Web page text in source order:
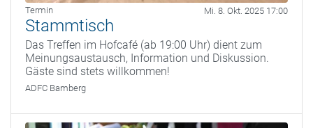
Termin Mi. 8. Okt. 2025 17:00
Stammtisch
Das Treffen im Hofcafé (ab 19:00 Uhr) dient zum
Meinungsaustausch, Information und Diskussion.
Gäste sind stets willkommen!
ADFC Bamberg